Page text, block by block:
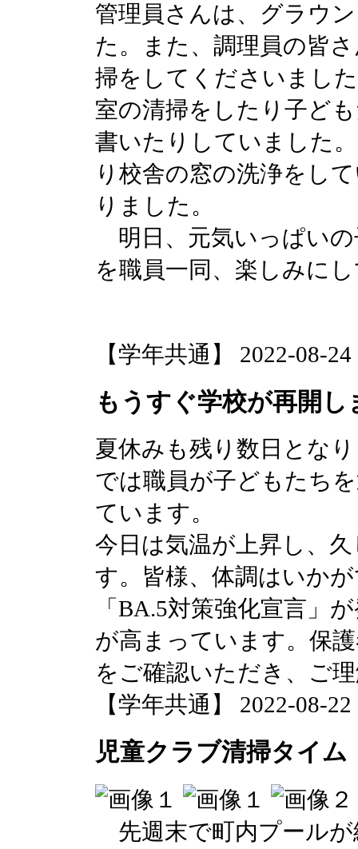
管理員さんは、グラウ
た。また、調理員の皆
掃をしてくださいまし
室の清掃をしたり子ど
書いたりしていました
り校舎の窓の洗浄をし
りました。
明日、元気いっぱい
を職員一同、楽しみに
【学年共通】 2022-08-
もうすぐ学校が再開し
夏休みも残り数日とな
では職員が子どもたち
ています。
今日は気温が上昇し、
す。皆様、体調はいか
「BA.5対策強化宣言」
が高まっています。保
をご確認いただき、ご
【学年共通】 2022-08-
児童クラブ清掃タイム
先週末で町内プールが